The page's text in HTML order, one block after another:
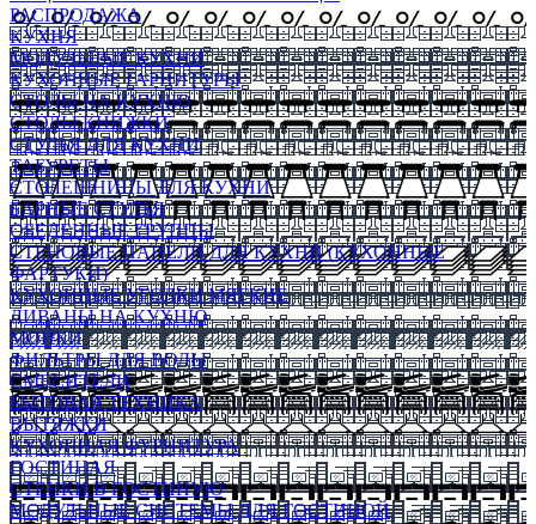
РАСПРОДАЖА
КУХНЯ
МОДУЛЬНЫЕ КУХНИ
КУХОННЫЕ ГАРНИТУРЫ
СТОЛЫ НА КУХНЮ
СТОЛЫ КНИЖКИ
СТУЛЬЯ ДЛЯ КУХНИ
ТАБУРЕТЫ
СТОЛЕШНИЦЫ ДЛЯ КУХНИ
БАРНЫЕ СТУЛЬЯ
ОБЕДЕННЫЕ ГРУППЫ
СТЕНОВЫЕ ПАНЕЛИ ДЛЯ КУХНИ (КУХОННЫЕ
ФАРТУКИ)
КУХОННЫЕ УГОЛКИ МЯГКИЕ
ДИВАНЫ НА КУХНЮ
МОЙКИ
ФИЛЬТРЫ ДЛЯ ВОДЫ
СМЕСИТЕЛИ
БЫТОВАЯ ТЕХНИКА
ВЫТЯЖКИ
КУХОННАЯ ФУРНИТУРА
ГОСТИНАЯ
СТЕНКИ В ГОСТИНУЮ
МОДУЛЬНЫЕ СИСТЕМЫ ДЛЯ ГОСТИНОЙ